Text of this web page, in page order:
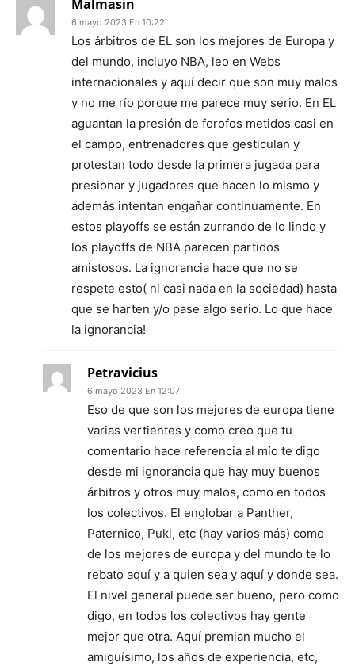
Malmasin
6 mayo 2023 En 10:22
Los árbitros de EL son los mejores de Europa y
del mundo, incluyo NBA, leo en Webs
internacionales y aquí decir que son muy malos
y no me río porque me parece muy serio. En EL
aguantan la presión de forofos metidos casi en
el campo, entrenadores que gesticulan y
protestan todo desde la primera jugada para
presionar y jugadores que hacen lo mismo y
además intentan engañar continuamente. En
estos playoffs se están zurrando de lo lindo y
los playoffs de NBA parecen partidos
amistosos. La ignorancia hace que no se
respete esto( ni casi nada en la sociedad) hasta
que se harten y/o pase algo serio. Lo que hace
la ignorancia!
Petravicius
6 mayo 2023 En 12:07
Eso de que son los mejores de europa tiene
varias vertientes y como creo que tu
comentario hace referencia al mío te digo
desde mi ignorancia que hay muy buenos
árbitros y otros muy malos, como en todos
los colectivos. El englobar a Panther,
Paternico, Pukl, etc (hay varios más) como
de los mejores de europa y del mundo te lo
rebato aquí y a quien sea y aquí y donde sea.
El nivel general puede ser bueno, pero como
digo, en todos los colectivos hay gente
mejor que otra. Aquí premian mucho el
amiguísimo, los años de experiencia, etc,